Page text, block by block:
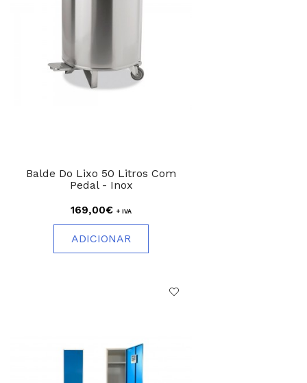
Balde Do Lixo 50 Litros Com
Pedal - Inox
169,00€ + IVA
ADICIONAR